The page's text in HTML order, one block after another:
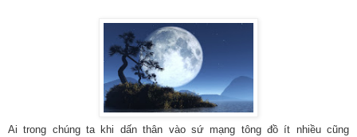
Ai trong chúng ta khi dấn thân vào sứ mạng tông đồ ít nhiều cũng